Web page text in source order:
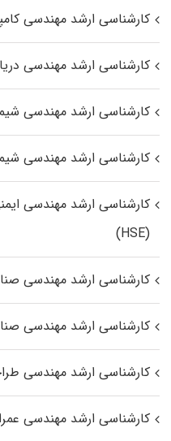
کارشناسی ارشد مهندسی
کارشناسی ارشد مهندسی
کارشناسی ارشد مهندسی
کارشناسی ارشد مهندسی
کارشناسی ارشد مهندسی
(HSE)
کارشناسی ارشد مهندسی
کارشناسی ارشد مهندسی
کارشناسی ارشد مهندسی
کارشناسی ارشد مهندسی